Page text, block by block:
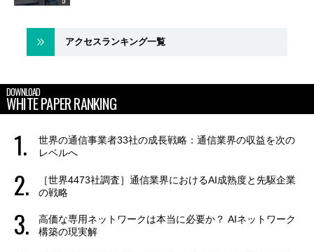
アクセスランキング一覧
DOWNLOAD
WHITE PAPER RANKING
世界の通信事業者33社の成長戦略：通信業界の収益を次の
レベルへ
［世界4473社調査］通信業界におけるAI成熟度と先駆企業
の戦略
高価な専用ネットワークは本当に必要か？ AIネットワーク
構築の現実解